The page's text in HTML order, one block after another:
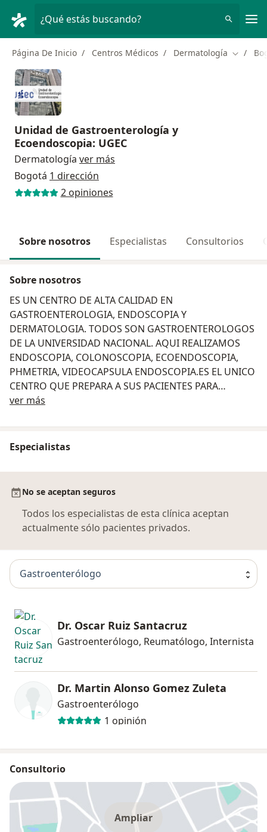
¿Qué estás buscando?
Página De Inicio Centros Médicos Dermatología
Unidad de Gastroenterología y
Ecoendoscopia: UGEC
Dermatología ver más
Bogotá 1 dirección
2 opiniones
Sobre nosotros Especialistas Consultorios
Sobre nosotros
ES UN CENTRO DE ALTA CALIDAD EN
GASTROENTEROLOGIA, ENDOSCOPIA Y
DERMATOLOGIA. TODOS SON GASTROENTEROLOGOS
DE LA UNIVERSIDAD NACIONAL. AQUI REALIZAMOS
ENDOSCOPIA, COLONOSCOPIA, ECOENDOSCOPIA,
PHMETRIA, VIDEOCAPSULA ENDOSCOPIA.ES EL UNICO
CENTRO QUE PREPARA A SUS PACIENTES PARA
ENDOSCOPIA LO CUAL ASEGURA UNA MEJOR CALIDAD
ver más
Especialistas
No se aceptan seguros
Todos los especialistas de esta clínica aceptan
actualmente sólo pacientes privados.
Gastroenterólogo
Dr. Oscar Ruiz Santacruz
Gastroenterólogo, Reumatólogo, Internista
Dr. Martin Alonso Gomez Zuleta
Gastroenterólogo
1 opinión
Consultorio
Ampliar